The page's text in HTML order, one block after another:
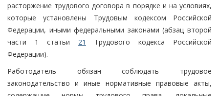
расторжение трудового договора в порядке и на условиях,
которые установлены Трудовым кодексом Российской
Федерации, иными федеральными законами (абзац второй
части 1 статьи 21
Трудового кодекса Российской
Федерации).
Работодатель обязан соблюдать трудовое
законодательство и иные нормативные правовые акты,